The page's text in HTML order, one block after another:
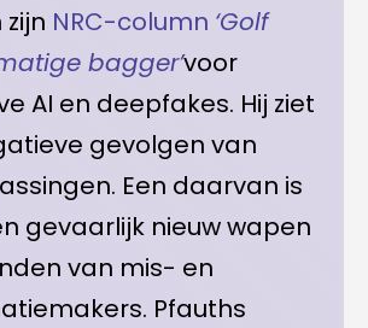
NRC-column ‘Golf
bagger’voor
AI en deepfakes. Hij ziet
gevolgen van
Een daarvan is
gevaarlijk nieuw wapen
van mis- en
Pfauths